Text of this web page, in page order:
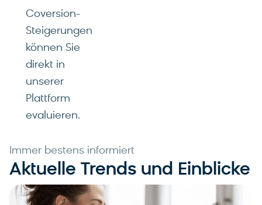
Coversion-
Steigerungen
können Sie
direkt in
unserer
Plattform
evaluieren.
Immer bestens informiert
Aktuelle Trends und Einblicke